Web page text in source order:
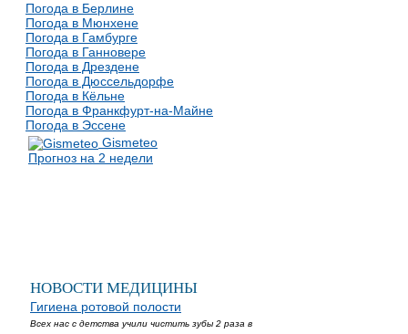
Погода в Берлине
Погода в Мюнхене
Погода в Гамбурге
Погода в Ганновере
Погода в Дрездене
Погода в Дюссельдорфе
Погода в Кёльне
Погода в Франкфурт-на-Майне
Погода в Эссене
Gismeteo
Прогноз на 2 недели
НОВОСТИ МЕДИЦИНЫ
Гигиена ротовой полости
Всех нас с детства учили чистить зубы 2 раза в